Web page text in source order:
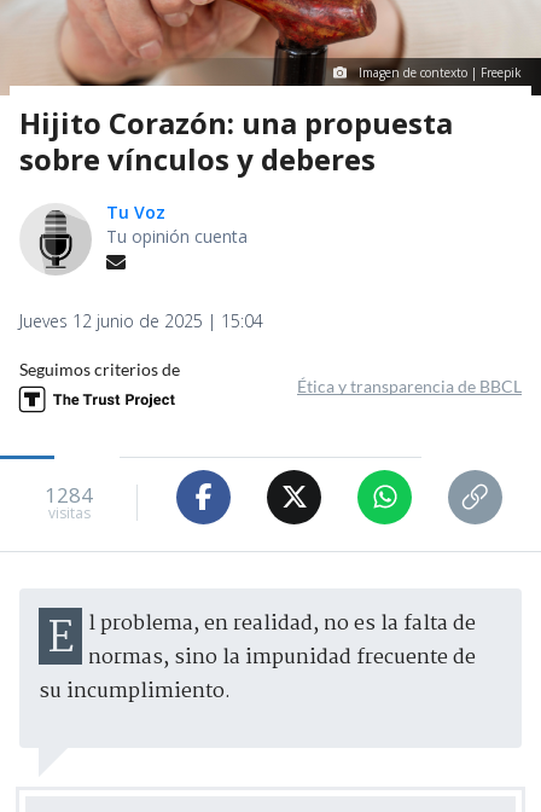
Imagen de contexto | Freepik
Hijito Corazón: una propuesta
sobre vínculos y deberes
Tu Voz
Tu opinión cuenta
Jueves 12 junio de 2025 | 15:04
Seguimos criterios de
Ética y transparencia de BBCL
1284
visitas
El problema, en realidad, no es la falta de normas, sino la impunidad frecuente de
su incumplimiento.